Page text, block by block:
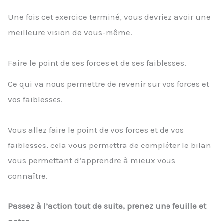
Une fois cet exercice terminé, vous devriez avoir une
meilleure vision de vous-même.
Faire le point de ses forces et de ses faiblesses.
Ce qui va nous permettre de revenir sur vos forces et
vos faiblesses.
Vous allez faire le point de vos forces et de vos
faiblesses, cela vous permettra de compléter le bilan
vous permettant d’apprendre à mieux vous
connaître.
Passez à l’action tout de suite, prenez une feuille et